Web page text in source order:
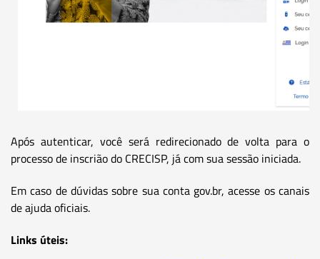
Após autenticar, você será redirecionado de volta para o
processo de inscrião do CRECISP, já com sua sessão iniciada.
Em caso de dúvidas sobre sua conta gov.br, acesse os canais
de ajuda oficiais.
Links úteis: